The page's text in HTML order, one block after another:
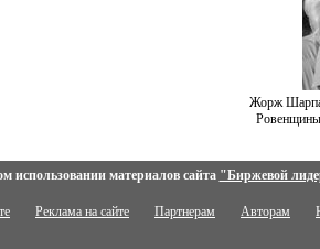
Жорж
использовании материалов сайта "Биржевой
Реклама на сайте Партнерам Авторам